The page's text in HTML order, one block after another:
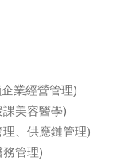
業經營管理)
美容醫學)
、供應鏈管理)
管理)